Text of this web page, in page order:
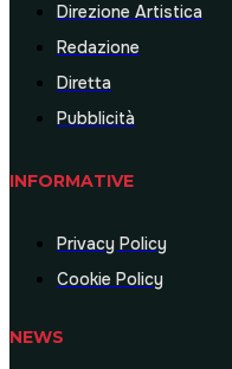
Direzione Artistica
Redazione
Diretta
Pubblicità
INFORMATIVE
Privacy Policy
Cookie Policy
NEWS